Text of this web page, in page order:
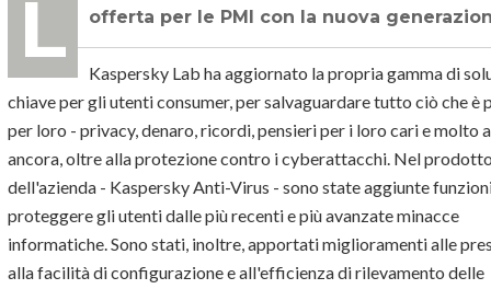
Lo propone da oggi Kaspersky che ha anche provveduto ad aggiornare la propria offerta per le PMI con la nuova
Kaspersky Lab ha aggiornato la propria gamma di
chiave per gli utenti consumer, per salvaguardare tutto ciò che è
per loro - privacy, denaro, ricordi, pensieri per i loro cari e molto
ancora, oltre alla protezione contro i cyberattacchi. Nel
dell'azienda - Kaspersky Anti-Virus - sono state aggiunte
proteggere gli utenti dalle più recenti e più avanzate minacce
informatiche. Sono stati, inoltre, apportati miglioramenti alle
alla facilità di configurazione e all'efficienza di rilevamento delle